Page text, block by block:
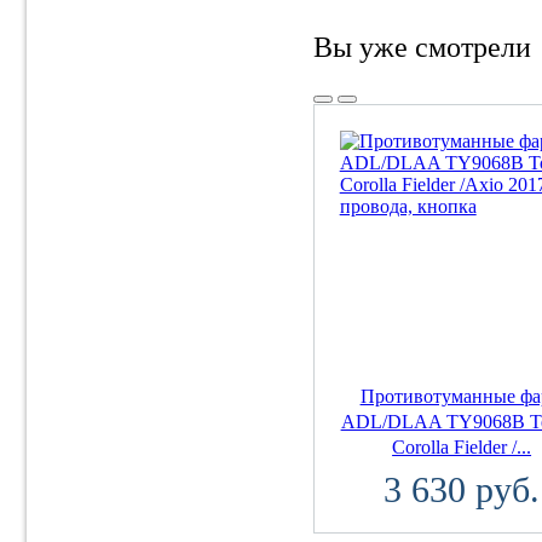
Вы уже смотрели
Противотуманные
ADL/DLAA TY9068B
Corolla Fielder /...
3 630 руб.